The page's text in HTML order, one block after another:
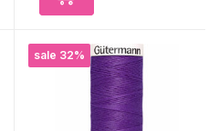
sale 32%